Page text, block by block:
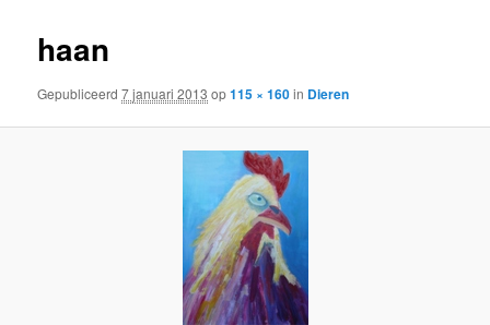
haan
Gepubliceerd7 januari 2013 op115 × 160in Dieren